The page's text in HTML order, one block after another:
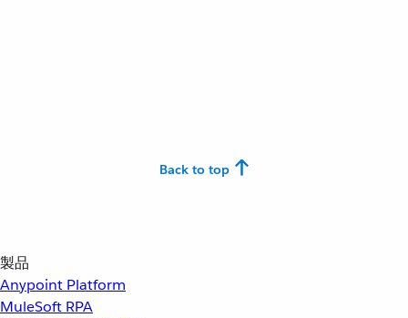
Back to top
製品
Anypoint Platform
MuleSoft RPA